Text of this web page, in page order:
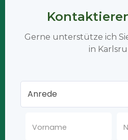
Gerne unterstütze ich
in